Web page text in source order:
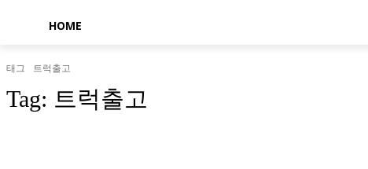
HOME
태그 트럭출고
Tag: 트럭출고